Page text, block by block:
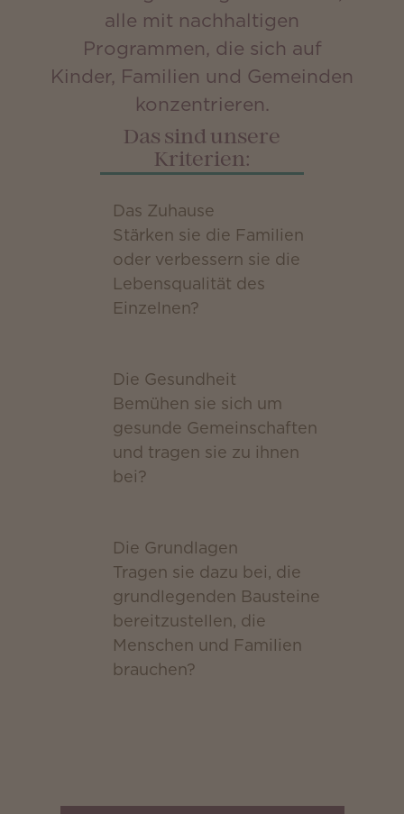
alle mit nachhaltigen
Programmen, die sich auf
Kinder, Familien und Gemeinden
konzentrieren.
Das sind unsere
Kriterien:
Das Zuhause
Stärken sie die Familien
oder verbessern sie die
Lebensqualität des
Einzelnen?
Die Gesundheit
Bemühen sie sich um
gesunde Gemeinschaften
und tragen sie zu ihnen
bei?
Die Grundlagen
Tragen sie dazu bei, die
grundlegenden Bausteine
bereitzustellen, die
Menschen und Familien
brauchen?